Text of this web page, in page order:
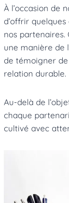
À l’occasion de
d’offrir
nos partenaires.
une manière de
de témoigner
relation durable.
Au-delà de
chaque
cultivé avec